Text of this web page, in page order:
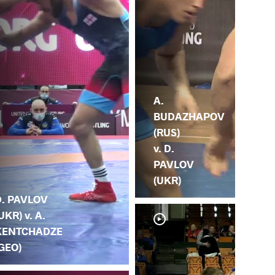
PAVLOV
v. A.
A.
BUDAZHAPOV
(RUS)
v. D.
PAVLOV
(UKR)